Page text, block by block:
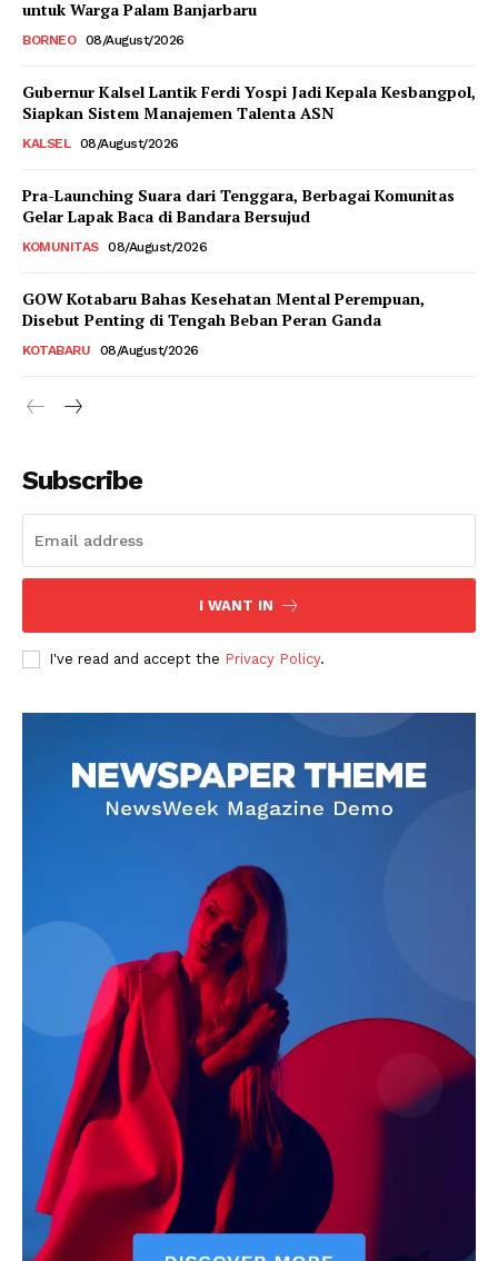
untuk Warga Palam Banjarbaru
BORNEO 08/August/2026
Gubernur Kalsel Lantik Ferdi Yospi Jadi Kepala Kesbangpol,
Siapkan Sistem Manajemen Talenta ASN
KALSEL 08/August/2026
Pra-Launching Suara dari Tenggara, Berbagai Komunitas
Gelar Lapak Baca di Bandara Bersujud
KOMUNITAS 08/August/2026
GOW Kotabaru Bahas Kesehatan Mental Perempuan,
Disebut Penting di Tengah Beban Peran Ganda
KOTABARU 08/August/2026
Subscribe
I WANT IN
I've read and accept the Privacy Policy.